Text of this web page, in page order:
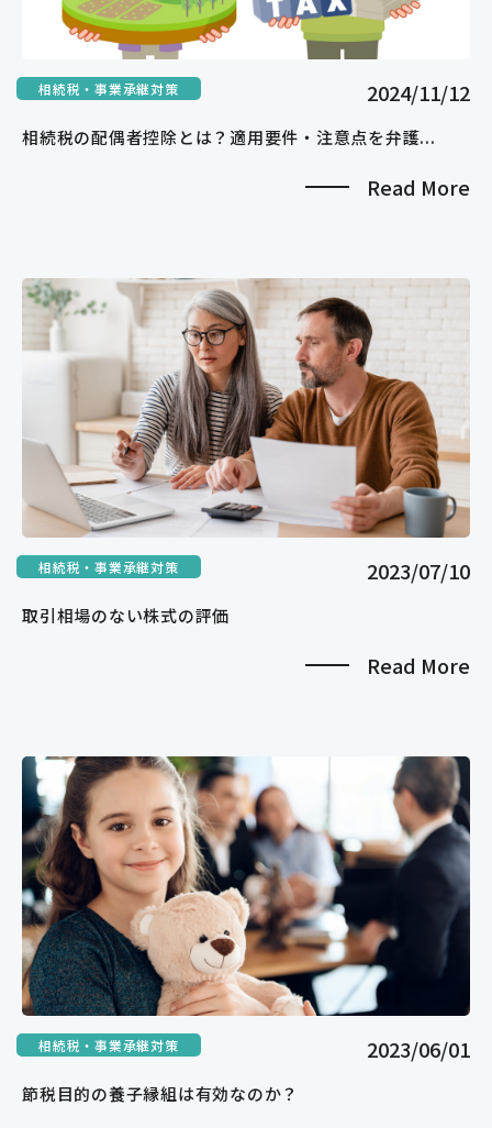
相続税・事業承継対策 2024/11/12
相続税の配偶者控除とは？適用要件・注意点を弁護...
Read More
相続税・事業承継対策 2023/07/10
取引相場のない株式の評価
Read More
相続税・事業承継対策 2023/06/01
節税目的の養子縁組は有効なのか？